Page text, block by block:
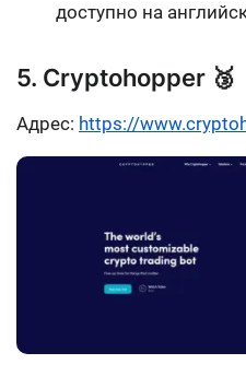
доступно на
5. Cryptohopper 🥉
Адрес: https://